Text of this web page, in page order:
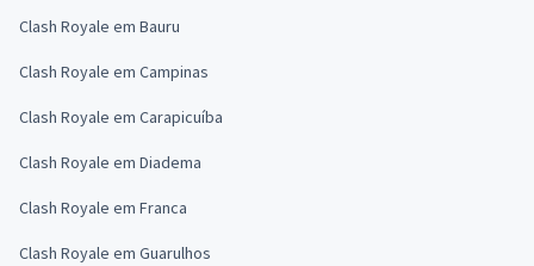
Clash Royale em Bauru
Clash Royale em Campinas
Clash Royale em Carapicuíba
Clash Royale em Diadema
Clash Royale em Franca
Clash Royale em Guarulhos